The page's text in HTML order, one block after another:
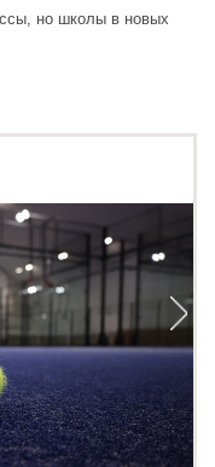
но школы в новых